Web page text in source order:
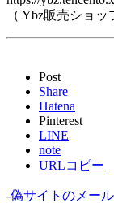
（ Ybz販売ショ
Post
Share
Hatena
Pinterest
LINE
note
URLコピー
-偽サイトのメール